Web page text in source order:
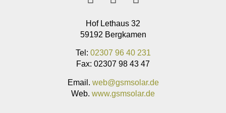
Hof Lethaus 32
59192 Bergkamen
Tel: 02307 96 40 231
Fax: 02307 98 43 47
Email. web@gsmsolar.de
Web. www.gsmsolar.de